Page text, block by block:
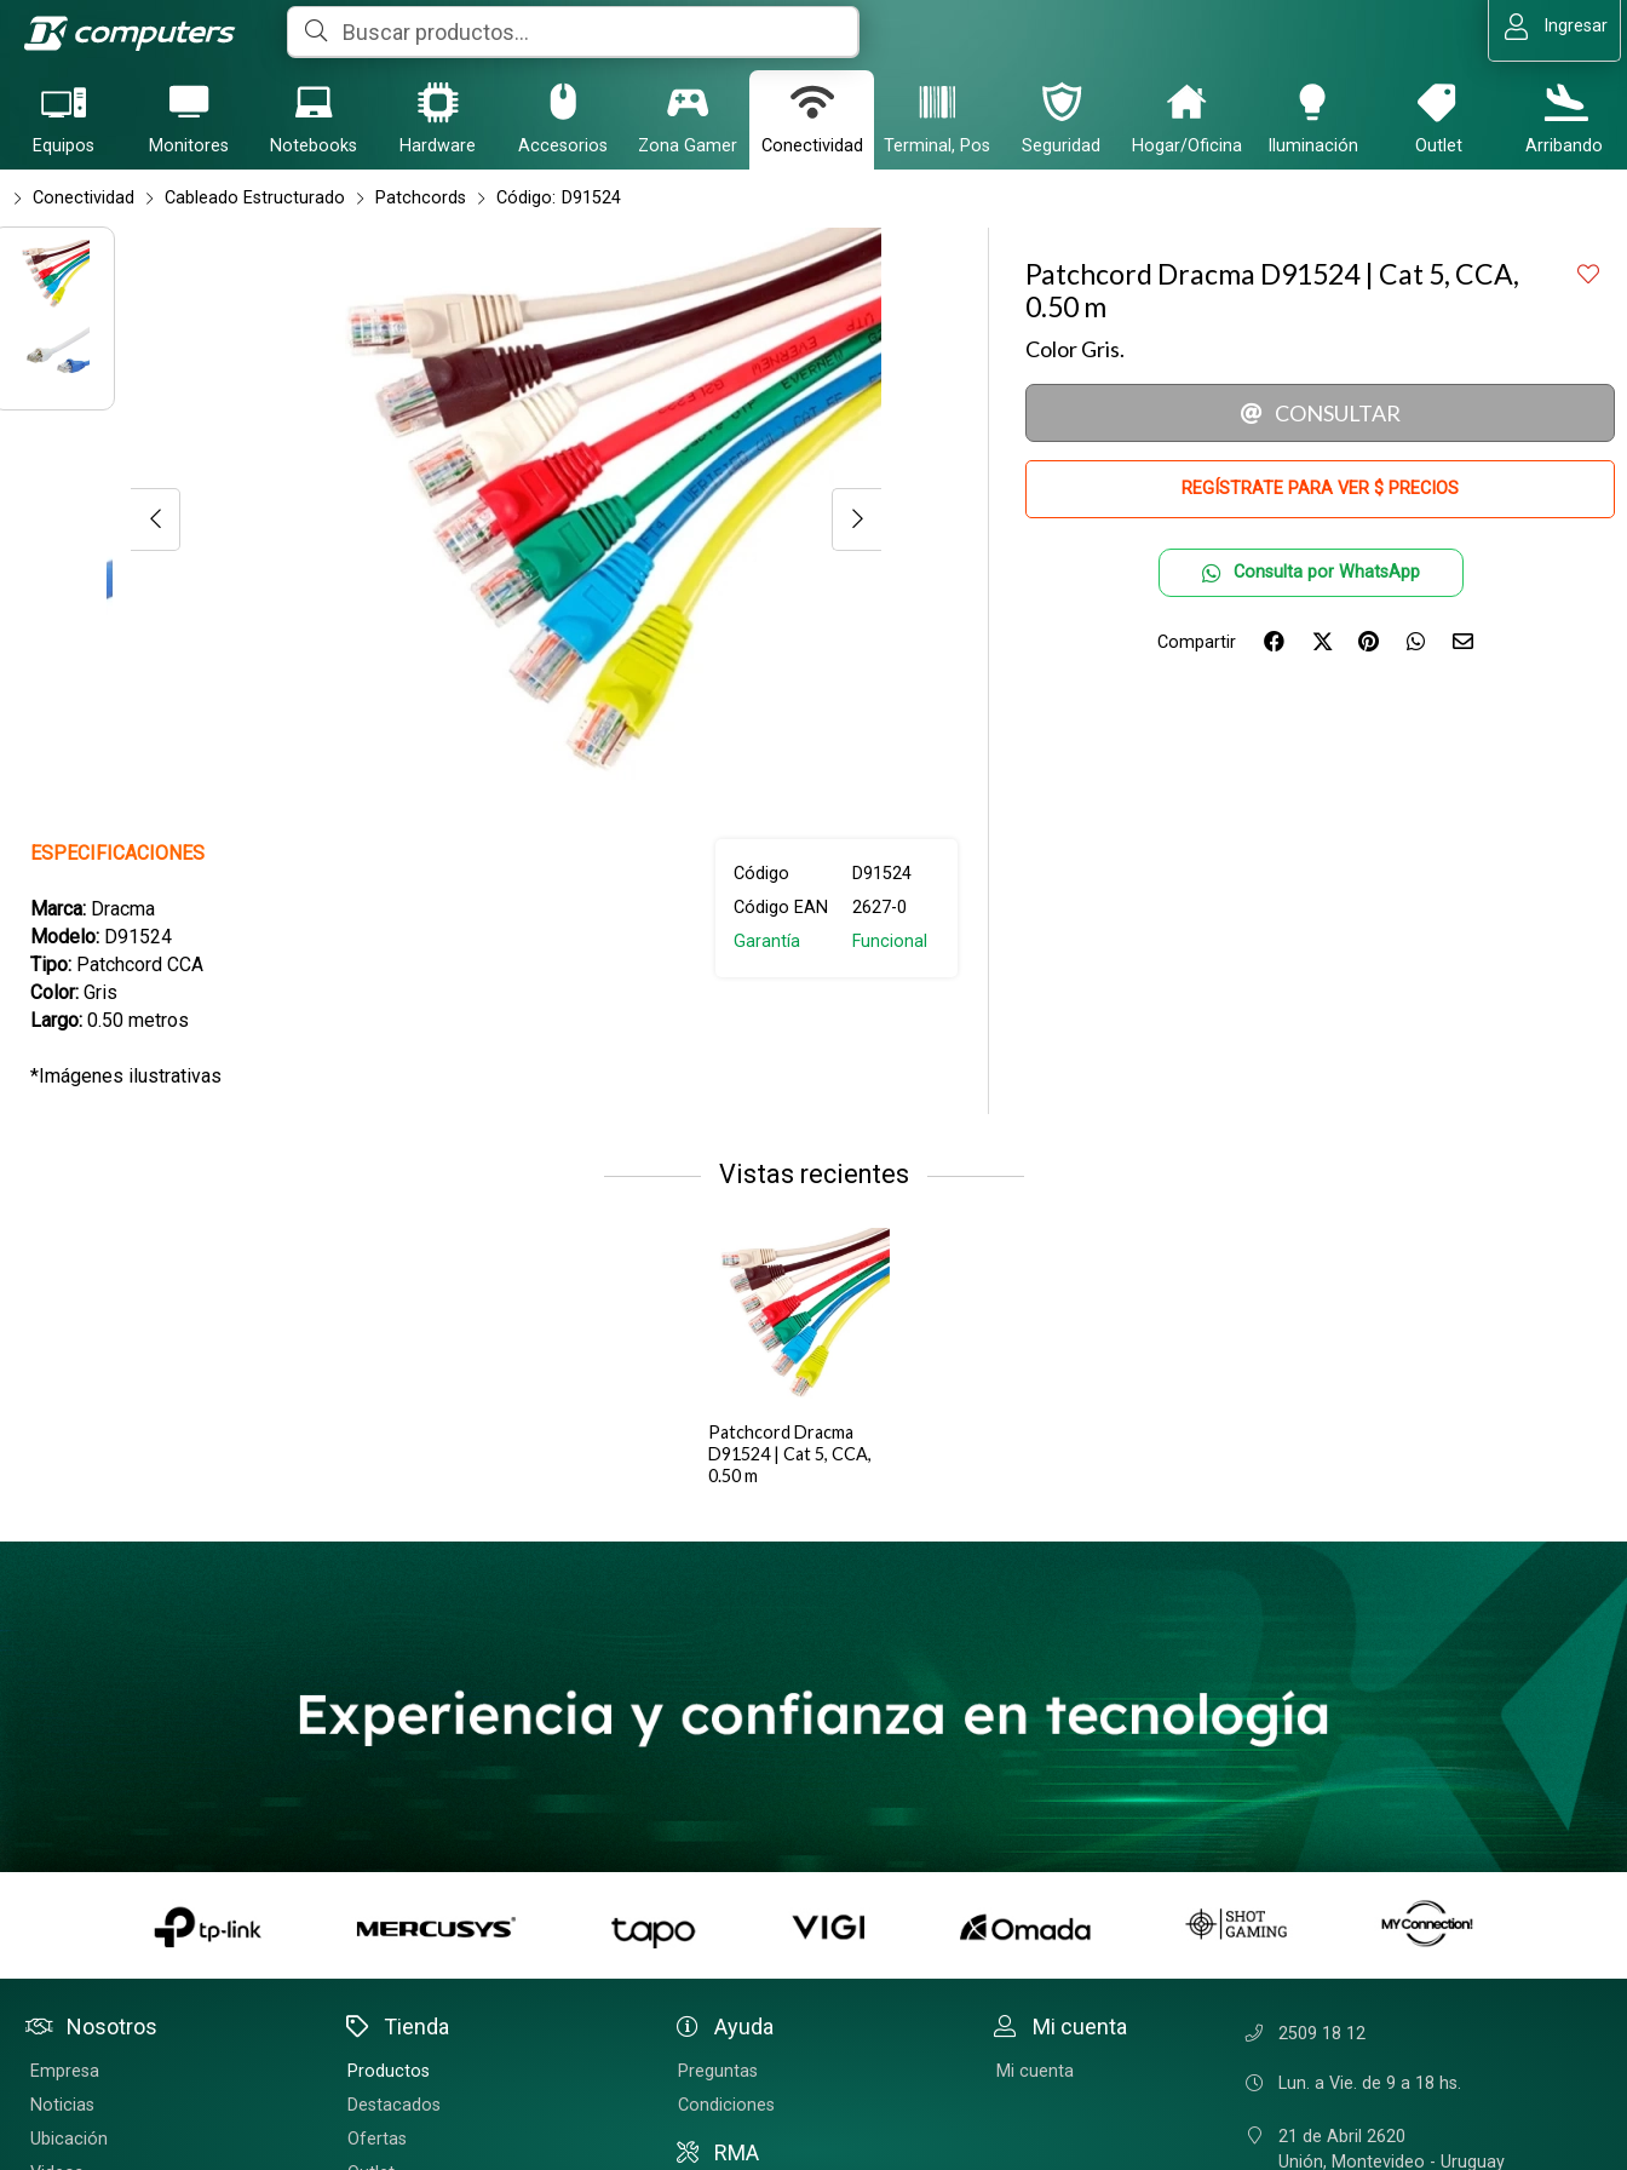
Compartir por email
Enviar
Ingresar
Equipos Monitores Notebooks Hardware Accesorios Zona Gamer Conectividad Terminal, Pos Seguridad Hogar/Oficina Iluminación Outlet Arribando
Conectividad Cableado Estructurado Patchcords Código: D91524
Código
D91524
Código EAN
2627-0
Garantía
Funcional
ESPECIFICACIONES
Marca: Dracma
Modelo: D91524
Tipo: Patchcord CCA
Color: Gris
Largo: 0.50 metros
*Imágenes ilustrativas
Patchcord Dracma D91524 | Cat 5, CCA,
0.50 m
Color Gris.
CONSULTAR
REGÍSTRATE PARA VER $ PRECIOS
Consulta por WhatsApp
Compartir
Vistas recientes
Patchcord Dracma
D91524 | Cat 5, CCA,
0.50 m
Nosotros
Empresa
Noticias
Ubicación
Tienda
Productos
Destacados
Ofertas
Ayuda
Preguntas
Condiciones
RMA
Mi cuenta
Mi cuenta
2509 18 12
Lun. a Vie. de 9 a 18 hs.
21 de Abril 2620
Unión, Montevideo - Uruguay